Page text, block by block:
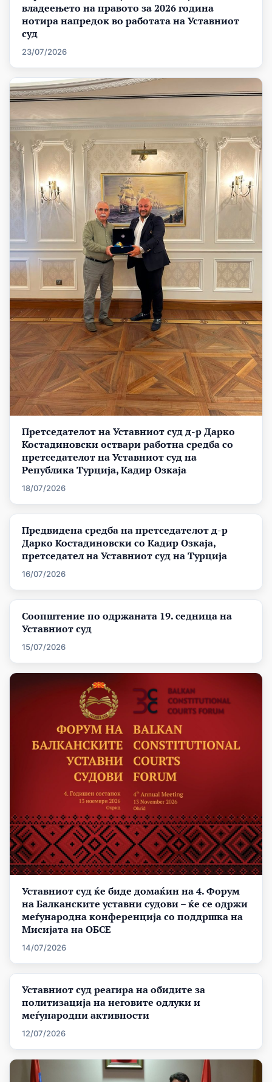
владеењето на правото за 2026 година
нотира напредок во работата на Уставниот
суд
23/07/2026
Претседателот на Уставниот суд д-р Дарко
Костадиновски оствари работна средба со
претседателот на Уставниот суд на
Република Турција, Кадир Озкаја
18/07/2026
Предвидена средба на претседателот д-р
Дарко Костадиновски со Кадир Озкаја,
претседател на Уставниот суд на Турција
16/07/2026
Соопштение по одржаната 19. седница на
Уставниот суд
15/07/2026
Уставниот суд ќе биде домаќин на 4. Форум
на Балканските уставни судови – ќе се одржи
меѓународна конференција со поддршка на
Мисијата на ОБСЕ
14/07/2026
Уставниот суд реагира на обидите за
политизација на неговите одлуки и
меѓународни активности
12/07/2026